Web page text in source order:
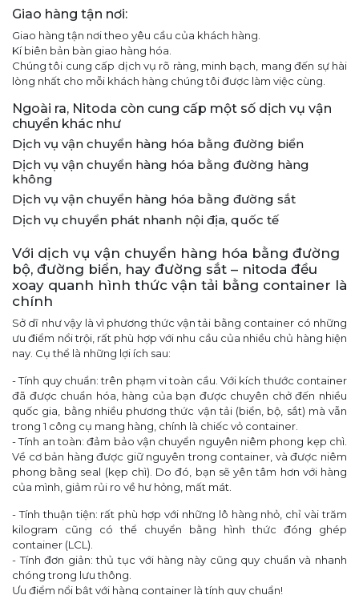
Giao hàng tận nơi:
Giao hàng tận nơi theo yêu cầu của khách hàng.
Kí biên bản bàn giao hàng hóa.
Chúng tôi cung cấp dịch vụ rõ ràng, minh bạch, mang đến sự hài
lòng nhất cho mỗi khách hàng chúng tôi được làm việc cùng.
Ngoài ra, Nitoda còn cung cấp một số dịch vụ vận
chuyển khác như
Dịch vụ vận chuyển hàng hóa bằng đường biển
Dịch vụ vận chuyển hàng hóa bằng đường hàng
không
Dịch vụ vận chuyển hàng hóa bằng đường sắt
Dịch vụ chuyển phát nhanh nội địa, quốc tế
Với dịch vụ vận chuyển hàng hóa bằng đường
bộ, đường biển, hay đường sắt – nitoda đều
xoay quanh hình thức vận tải bằng container là
chính
Sở dĩ như vậy là vì phương thức vận tải bằng container có những
ưu điểm nổi trội, rất phù hợp với nhu cầu của nhiều chủ hàng hiện
nay. Cụ thể là những lợi ích sau:
- Tính quy chuẩn: trên phạm vi toàn cầu. Với kích thước container
đã được chuẩn hóa, hàng của bạn được chuyên chở đến nhiều
quốc gia, bằng nhiều phương thức vận tải (biển, bộ, sắt) mà vẫn
trong 1 công cụ mang hàng, chính là chiếc vỏ container.
- Tính an toàn: đảm bảo vận chuyển nguyên niêm phong kẹp chì.
Về cơ bản hàng được giữ nguyên trong container, và được niêm
phong bằng seal (kẹp chì). Do đó, bạn sẽ yên tâm hơn với hàng
của mình, giảm rủi ro về hư hỏng, mất mát.
- Tính thuận tiện: rất phù hợp với những lô hàng nhỏ, chỉ vài trăm
kilogram cũng có thể chuyển bằng hình thức đóng ghép
container (LCL).
- Tính đơn giản: thủ tục với hàng này cũng quy chuẩn và nhanh
chóng trong lưu thông.
Ưu điểm nổi bật với hàng container là tính quy chuẩn!